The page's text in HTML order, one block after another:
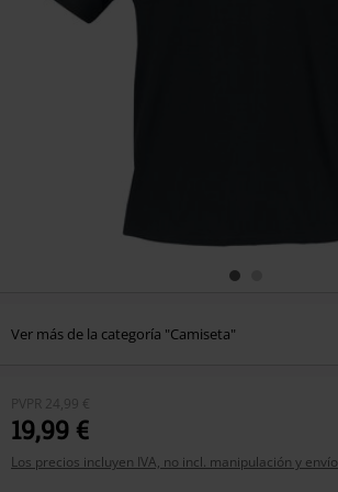
Ver más de la categoría "Camiseta"
PVPR 24,99 €
19,99 €
Los precios incluyen IVA, no incl. manipulación y envío